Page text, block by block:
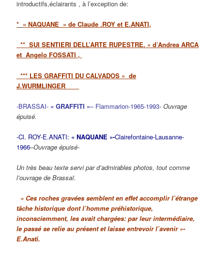
introductifs,éclairants , à l’exception de:
* « NAQUANE » de Claude .ROY et E.ANATI,
** SUI SENTIERI DELL’ARTE RUPESTRE. » d’Andrea ARCA
et Angelo FOSSATI ,
*** LES GRAFFITI DU CALVADOS » de
J.WURMLINGER
-BRASSAI- « GRAFFITI »– Flammarion-1965-1993- Ouvrage
épuisé.
-Cl. ROY-E.ANATI: « NAQUANE »-Clairefontaine-Lausanne-
1966–Ouvrage épuisé-
Un très beau texte servi par d’admirables photos, tout comme
l’ouvrage de Brassaï.
« Ces roches gravées semblent en effet accomplir l’étrange
tâche historique dont l’homme préhistorique,
inconsciemment, les avait chargées: par leur intermédiaire,
le passé se relie au présent et laisse entrevoir l’avenir »-
E.Anati.